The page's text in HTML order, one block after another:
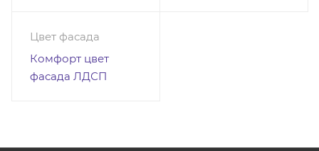
Цвет фасада
Комфорт цвет
фасада ЛДСП